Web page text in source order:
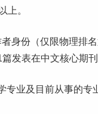
上。
身份（仅限物理排
篇发表在中文核心期
专业及目前从事的专